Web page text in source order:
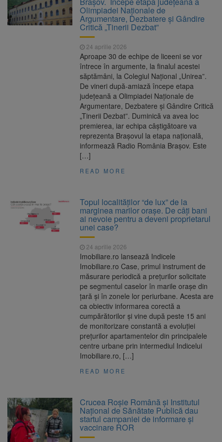
Nivelul Dunării a început să crească
8 august 2026
Asociația Română pentru
Iluminat cere reducerea luminii pe timpul
nopții, nu oprirea iluminatului public
Trafic blocat pe DN1E Brașov
– Poiana Brașov după un accident. Două
persoane primesc îngrijiri medicale
Se schimbă examenul de
medic specialist. Subiecte unice în toată țara,
aceeași oră și același barem
Olimpiadei Naționale de
Argumentare, Dezbatere și Gândire
Critică „Tinerii Dezbat”
24 aprilie 2026
Aproape 30 de echipe de liceeni se vor
întrece în argumente, la finalul acestei
săptămâni, la Colegiul Național „Unirea”.
De vineri după-amiază începe etapa
județeană a Olimpiadei Naționale de
Argumentare, Dezbatere și Gândire Critică
„Tinerii Dezbat”. Duminică va avea loc
premierea, iar echipa câștigătoare va
reprezenta Brașovul la etapa națională,
informează Radio România Brașov. Este
[…]
READ MORE
Topul localităților “de lux” de la
marginea marilor orașe. De câți bani
ai nevoie pentru a deveni proprietarul
unei case?
24 aprilie 2026
Imobiliare.ro lansează Indicele
Imobiliare.ro Case, primul instrument de
măsurare periodică a prețurilor solicitate
pe segmentul caselor în marile orașe din
țară și în zonele lor periurbane. Acesta are
ca obiectiv informarea corectă a
cumpărătorilor și vine după peste 15 ani
de monitorizare constantă a evoluției
prețurilor apartamentelor din principalele
centre urbane prin intermediul Indicelui
Imobiliare.ro, […]
READ MORE
Crucea Roșie Română și Institutul
Național de Sănătate Publică dau
startul campaniei de informare și
vaccinare ROR